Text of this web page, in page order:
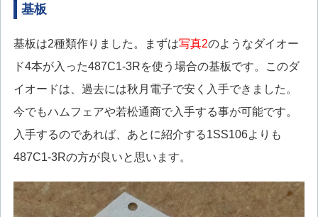
基板
基板は2種類作りました。まずは写真2のようなダイオー
ド4本が入った487C1-3Rを使う場合の基板です。このダ
イオードは、過去には秋月電子で安く入手できました。
今でもハムフェアや若松通商で入手する事が可能です。
入手するのであれば、あとに紹介する1SS106よりも
487C1-3Rの方が良いと思います。